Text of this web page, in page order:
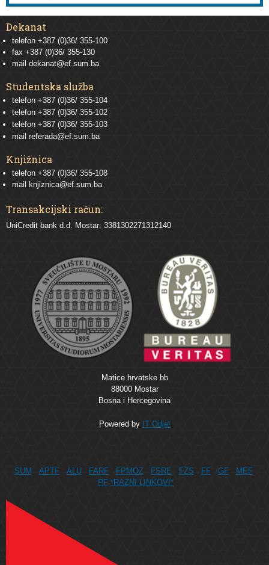
Dekanat
telefon +387 (0)36/ 355-100
fax +387 (0)36/ 355-130
mail dekanat@ef.sum.ba
Studentska služba
telefon +387 (0)36/ 355-104
telefon +387 (0)36/ 355-102
telefon +387 (0)36/ 355-103
mail referada@ef.sum.ba
Knjižnica
telefon +387 (0)36/ 355-108
mail
knjiznica@ef.sum.ba
Transakcijski račun:
UniCredit bank d.d. Mostar: 3381302271312140
Matice hrvatske bb
88000 Mostar
Bosna i Hercegovina
Powered by IT Odjel
SUM APTF ALU FARF FPMOZ FSRE FZS FF GF
MEF
PF *RAZNI LINKOVI*